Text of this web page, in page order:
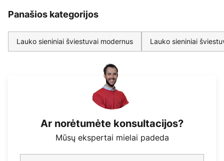
Panašios kategorijos
Lauko sieniniai šviestuvai modernus Lauko sieniniai
Ar norėtumėte konsultacijos?
Mūsų ekspertai mielai padeda